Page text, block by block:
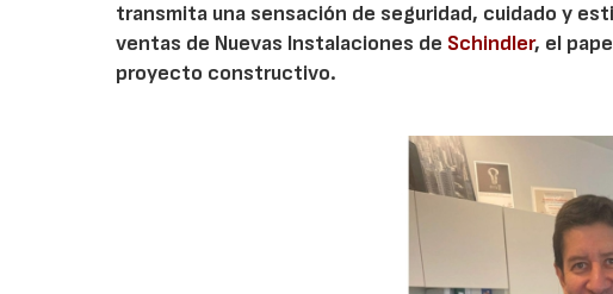
transmita una sensación de seguridad, cuidado y
ventas de Nuevas Instalaciones de Schindler, el
proyecto constructivo.